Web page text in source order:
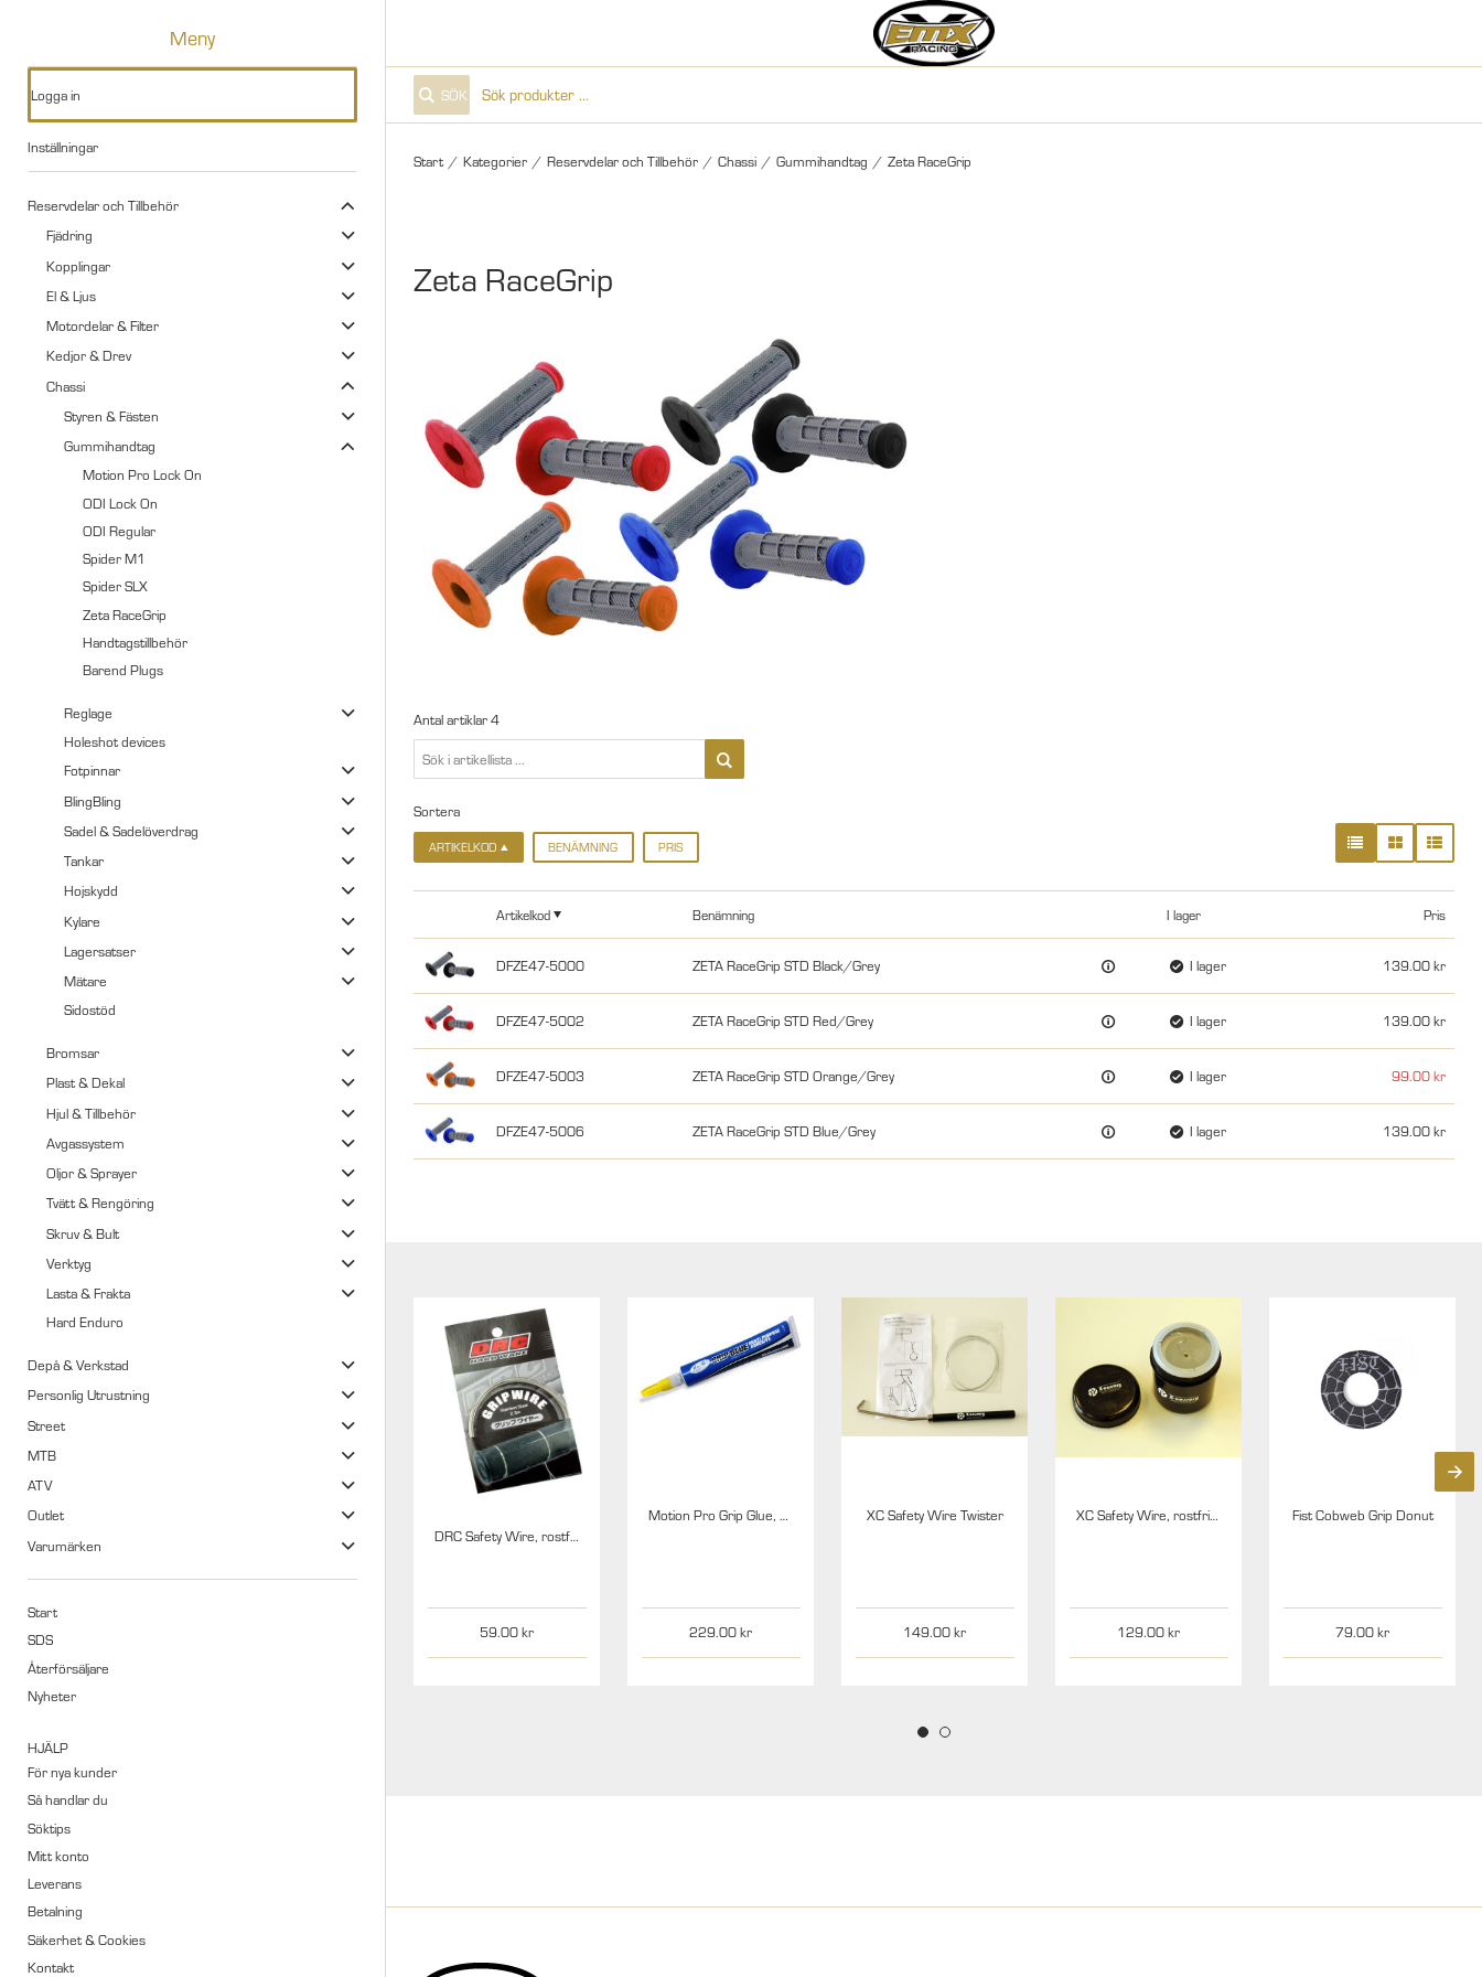
Meny
Logga in
Inställningar
Reservdelar och Tillbehör
Fjädring
Kopplingar
El & Ljus
Motordelar & Filter
Kedjor & Drev
Chassi
Styren & Fästen
Gummihandtag
Motion Pro Lock On
ODI Lock On
ODI Regular
Spider M1
Spider SLX
Zeta RaceGrip
Handtagstillbehör
Barend Plugs
Reglage
Holeshot devices
Fotpinnar
BlingBling
Sadel & Sadelöverdrag
Tankar
Hojskydd
Kylare
Lagersatser
Mätare
Sidostöd
Bromsar
Plast & Dekal
Hjul & Tillbehör
Avgassystem
Oljor & Sprayer
Tvätt & Rengöring
Skruv & Bult
Verktyg
Lasta & Frakta
Hard Enduro
Depå & Verkstad
Personlig Utrustning
Street
MTB
ATV
Outlet
Varumärken
Start
SDS
Återförsäljare
Nyheter
HJÄLP
För nya kunder
Så handlar du
Söktips
Mitt konto
Leverans
Betalning
Säkerhet & Cookies
Kontakt
SÖK
Start / Kategorier / Reservdelar och Tillbehör / Chassi / Gummihandtag / Zeta RaceGrip
Zeta RaceGrip
Antal artiklar4
Sortera
ARTIKELKOD BENÄMNING PRIS
Artikelkod Benämning I lager Pris
DFZE47-5000 ZETA RaceGrip STD Black/Grey I lager 139.00
DFZE47-5002 ZETA RaceGrip STD Red/Grey I lager 139.00
DFZE47-5003 ZETA RaceGrip STD Orange/Grey I lager 99.00
DFZE47-5006 ZETA RaceGrip STD Blue/Grey I lager 139.00
DRC Safety Wire, rostfritt stål, 2,5m
59.00
Motion Pro Grip Glue, 20g
229.00
XC Safety Wire Twister
149.00
XC Safety Wire, rostfritt stål, 100m, 0,6mm
129.00
Fist Cobweb Grip Donut
79.00